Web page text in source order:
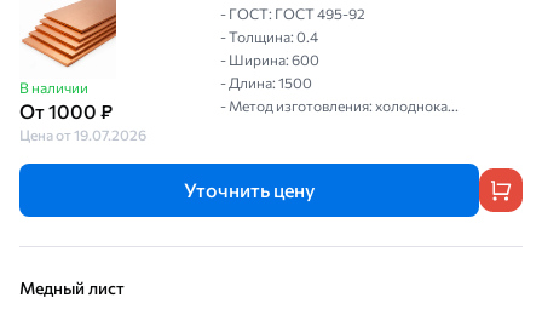
В наличии
От 1000 ₽
Цена от 19.07.2026
- ГОСТ: ГОСТ 495-92
- Толщина: 0.4
- Ширина: 600
- Длина: 1500
- Метод изготовления: холоднока...
Уточнить цену
Медный лист